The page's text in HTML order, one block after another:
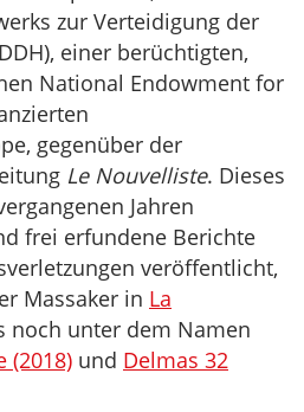
zur Verteidigung der
einer berüchtigten,
National Endowment for
gegenüber der
Le Nouvelliste. Dieses
Jahren
frei erfundene Berichte
veröffentlicht,
Massaker in La
noch unter dem Namen
(2018) und Delmas 32